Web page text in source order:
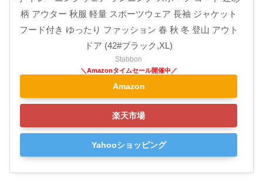
柄 アウター 秋服 軽量 スポーツウェア 長袖 ジャケット
フード付き ゆったり ファッション 春 秋 冬 登山 アウト
ドア (42#ブラック,XL)
Stabbon
Amazon
楽天市場
Yahooショッピング